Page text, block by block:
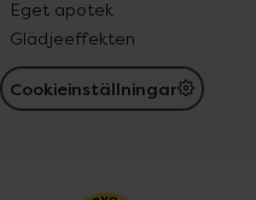
Eget apotek
Glädjeeffekten
Cookieinställningar